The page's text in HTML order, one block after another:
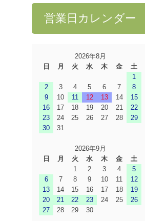
営業日カレンダー
2026年8月
日
月 火 水 木 金
土
1
2
3 4 5 6 7
8
9
10 11 12 13 14
15
16
17 18 19 20 21
22
23
24 25 26 27 28
29
30
31
2026年9月
日
月 火 水 木 金
土
1
2 3 4
5
6
7 8 9 10 11
12
13
14 15 16 17 18
19
20
21 22 23 24 25
26
27
28 29 30